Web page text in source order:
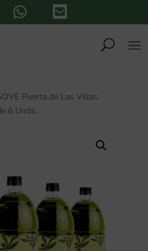

Puerta de Las Villas.
6 Unds.